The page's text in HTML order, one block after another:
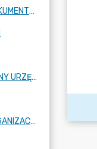
SPOSOBY DORĘCZANIA DOKUMENTÓW DO URZĘDU MIASTA RADZIONKÓW
REGULAMIN ORGANIZACYJNY URZĘDU
PRACOWNICY, KOMÓRKI ORGANIZACYJNE URZĘDU